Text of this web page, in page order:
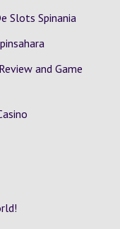
Slots Spinania
and Game